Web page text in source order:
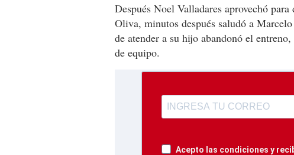
Después Noel Valladares aprovechó
Oliva, minutos después saludó a
de atender a su hijo abandonó el
de equipo.
Acepto las condiciones y